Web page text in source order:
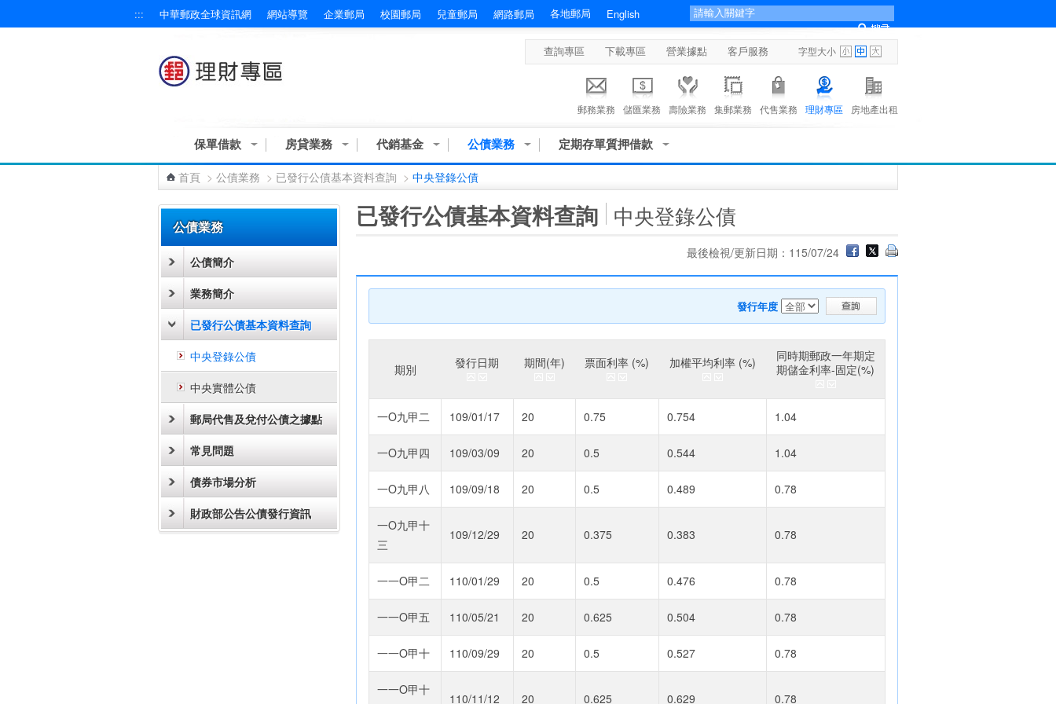
::: 中華郵政全球資訊網 網站導覽 企業郵局 校園郵局 兒童郵局 網路郵局 各地郵局 English
查詢專區 下載專區 營業據點 客戶服務 字型大小
郵務業務 儲匯業務 壽險業務 集郵業務 代售業務 理財專區 房地產出租
保單借款 房貸業務 代銷基金 公債業務 定期存單質押借款
首頁 > 公債業務 > 已發行公債基本資料查詢 > 中央登錄公債
公債業務
公債簡介
業務簡介
已發行公債基本資料查詢
中央登錄公債
中央實體公債
郵局代售及兌付公債之據點
常見問題
債券市場分析
財政部公告公債發行資訊
已發行公債基本資料查詢 中央登錄公債
最後檢視/更新日期：115/07/24
發行年度
期別 發行日期 期間(年) 票面利率 (%) 加權平均利率 (%)
同時期郵政一年期定
期儲金利率-固定(%)
一O九甲二 109/01/17 20 0.75 0.754 1.04
一O九甲四 109/03/09 20 0.5 0.544 1.04
一O九甲八 109/09/18 20 0.5 0.489 0.78
一O九甲十
三
109/12/29 20 0.375 0.383 0.78
一一O甲二 110/01/29 20 0.5 0.476 0.78
一一O甲五 110/05/21 20 0.625 0.504 0.78
一一O甲十 110/09/29 20 0.5 0.527 0.78
一一O甲十
110/11/12 20 0.625 0.629 0.78